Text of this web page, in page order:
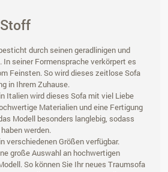
durch seinen geradlinigen und
seiner Formensprache verkörpert es
Feinsten. So wird dieses zeitlose Sofa
in Ihrem Zuhause.
Italien wird dieses Sofa mit viel Liebe
Materialien und eine Fertigung
Modell besonders langlebig, sodass
werden.
verschiedenen Größen verfügbar.
große Auswahl an hochwertigen
So können Sie Ihr neues Traumsofa